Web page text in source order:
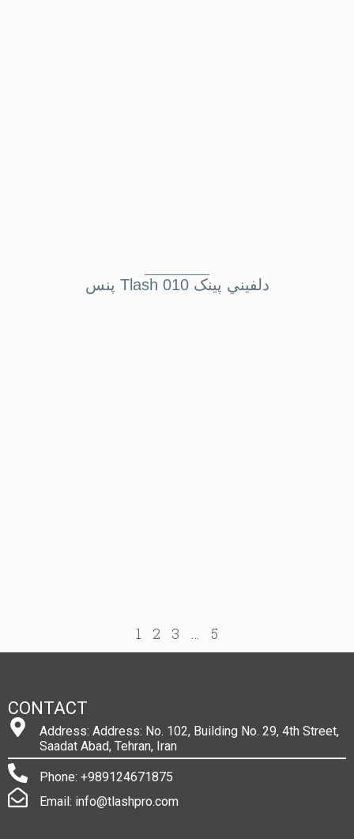
پنس Tlash دلفيني پينک 010
1 2 3 … 5
CONTACT
Address: Address: No. 102, Building No. 29, 4th Street,
Saadat Abad, Tehran, Iran
Phone: +989124671875
Email: info@tlashpro.com